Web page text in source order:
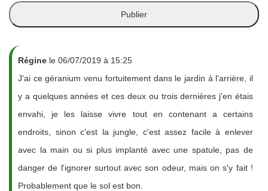
Régine le 06/07/2019 à 15:25
J'ai ce géranium venu fortuitement dans le jardin à l'arrière, il
y a quelques années et ces deux ou trois dernières j'en étais
envahi, je les laisse vivre tout en contenant a certains
endroits, sinon c'est la jungle, c'est assez facile à enlever
avec la main ou si plus implanté avec une spatule, pas de
danger de l'ignorer surtout avec son odeur, mais on s'y fait !
Probablement que le sol est bon.